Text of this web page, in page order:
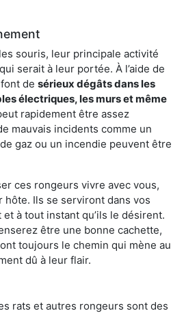
souris, leur principale activité
serait à leur portée. À l’aide de
de sérieux dégâts dans les
électriques, les murs et même
rapidement être assez
mauvais incidents comme un
gaz ou un incendie peuvent être
ces rongeurs vivre avec vous,
hôte. Ils se serviront dans vos
à tout instant qu’ils le désirent.
être une bonne cachette,
toujours le chemin qui mène au
dû à leur flair.
rats et autres rongeurs sont des